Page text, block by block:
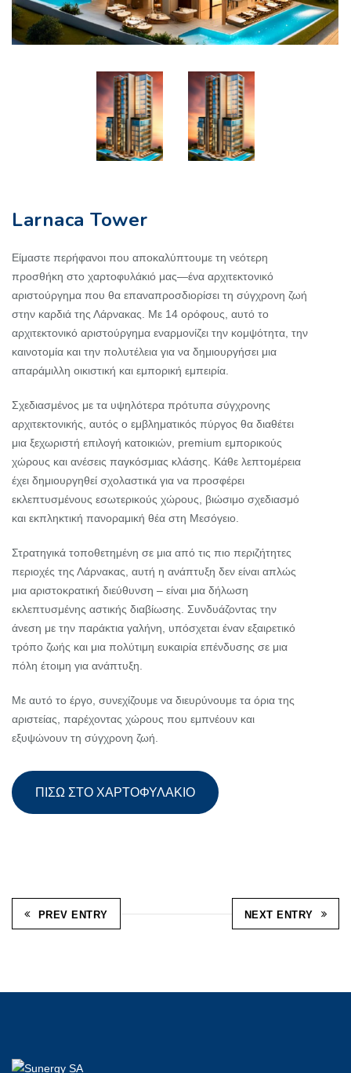
Larnaca Tower
Είμαστε περήφανοι που αποκαλύπτουμε τη νεότερη
προσθήκη στο χαρτοφυλάκιό μας—ένα αρχιτεκτονικό
αριστούργημα που θα επαναπροσδιορίσει τη σύγχρονη ζωή
στην καρδιά της Λάρνακας. Με 14 ορόφους, αυτό το
αρχιτεκτονικό αριστούργημα εναρμονίζει την κομψότητα, την
καινοτομία και την πολυτέλεια για να δημιουργήσει μια
απαράμιλλη οικιστική και εμπορική εμπειρία.
Σχεδιασμένος με τα υψηλότερα πρότυπα σύγχρονης
αρχιτεκτονικής, αυτός ο εμβληματικός πύργος θα διαθέτει
μια ξεχωριστή επιλογή κατοικιών, premium εμπορικούς
χώρους και ανέσεις παγκόσμιας κλάσης. Κάθε λεπτομέρεια
έχει δημιουργηθεί σχολαστικά για να προσφέρει
εκλεπτυσμένους εσωτερικούς χώρους, βιώσιμο σχεδιασμό
και εκπληκτική πανοραμική θέα στη Μεσόγειο.
Στρατηγικά τοποθετημένη σε μια από τις πιο περιζήτητες
περιοχές της Λάρνακας, αυτή η ανάπτυξη δεν είναι απλώς
μια αριστοκρατική διεύθυνση – είναι μια δήλωση
εκλεπτυσμένης αστικής διαβίωσης. Συνδυάζοντας την
άνεση με την παράκτια γαλήνη, υπόσχεται έναν εξαιρετικό
τρόπο ζωής και μια πολύτιμη ευκαιρία επένδυσης σε μια
πόλη έτοιμη για ανάπτυξη.
Με αυτό το έργο, συνεχίζουμε να διευρύνουμε τα όρια της
αριστείας, παρέχοντας χώρους που εμπνέουν και
εξυψώνουν τη σύγχρονη ζωή.
ΠΙΣΩ ΣΤΟ ΧΑΡΤΟΦΥΛΑΚΙΟ
PREV ENTRY NEXT ENTRY